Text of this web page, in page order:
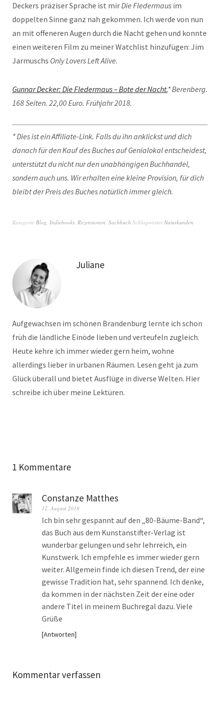
Deckers präziser Sprache ist mirDie Fledermaus im
doppelten Sinne ganz nah gekommen. Ich werde von nun
an mit offeneren Augen durch die Nacht gehen und konnte
einen weiteren Film zu meiner Watchlist hinzufügen: Jim
Jarmuschs Only Lovers Left Alive.
Gunnar Decker: Die Fledermaus – Bote der Nacht.* Berenberg.
168 Seiten. 22,00 Euro. Frühjahr 2018.
* Dies ist ein Affiliate-Link. Falls du ihn anklickst und dich
danach für den Kauf des Buches auf Genialokal entscheidest,
unterstützt du nicht nur den unabhängigen Buchhandel,
sondern auch uns. Wir erhalten eine kleine Provision, für dich
bleibt der Preis des Buches natürlich immer gleich.
Kategorie Blog, Indiebooks, Rezensionen, Sachbuch SchlagwörterNaturkunden
Juliane
Aufgewachsen im schönen Brandenburg lernte ich schon
früh die ländliche Einöde lieben und verteufeln zugleich.
Heute kehre ich immer wieder gern heim, wohne
allerdings lieber in urbanen Räumen. Lesen geht ja zum
Glück überall und bietet Ausflüge in diverse Welten. Hier
schreibe ich über meine Lektüren.
1 Kommentare
Constanze Matthes
12. August 2018
Ich bin sehr gespannt auf den „80-Bäume-Band“,
das Buch aus dem Kunstanstifter-Verlag ist
wunderbar gelungen und sehr lehrreich, ein
Kunstwerk. Ich empfehle es immer wieder gern
weiter. Allgemein finde ich diesen Trend, der eine
gewisse Tradition hat, sehr spannend. Ich denke,
da kommen in der nächsten Zeit der eine oder
andere Titel in meinem Buchregal dazu. Viele
Grüße
Antworten
Kommentar verfassen